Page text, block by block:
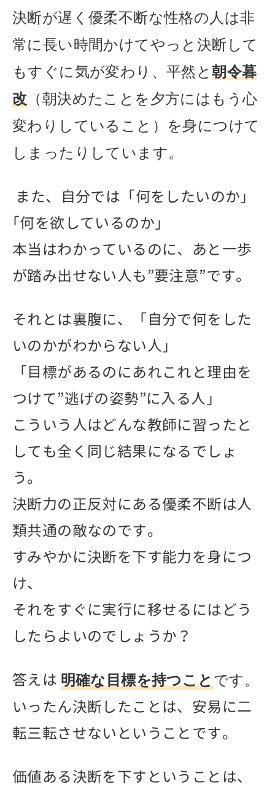
決断が遅く 優柔不断な性格の人は非
常に長い時間かけてやっと決断して
もすぐに気が変わり、平然と朝令暮
改 （朝決めたことを夕方にはもう心
変わりしていること） を身につけて
しまったりしています。
また、自分では「何をしたいのか」
｢何を欲しているのか」
本当はわかっているのに、あと一歩
が踏み出せない人も”要注意”です。
それとは裏腹に、「自分で何をした
いのかがわからない人」
「目標があるのにあれこれと理由を
つけて”逃げの姿勢”に入る人」
こういう人はどんな教師に習ったと
しても全く同じ結果になるでしょ
う。
決断力の正反対にある優柔不断は人
類共通の敵なのです。
すみやかに決断を下す能力を身につ
け、
それをすぐに実行に移せるにはどう
したらよいのでしょうか？
答えは 明確な目標を持つこと です。
いったん決断したことは、安易に二
転三転させないということです。
価値ある決断を下すということは、